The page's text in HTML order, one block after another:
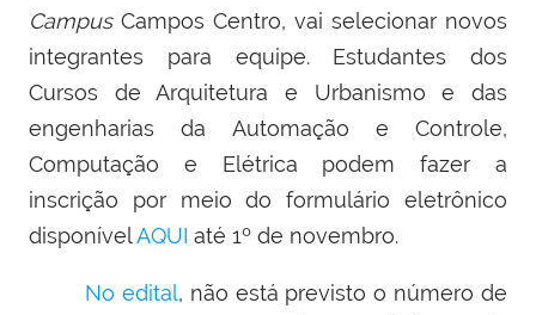
Campus Campos Centro, vai selecionar novos
integrantes para equipe. Estudantes dos
Cursos de Arquitetura e Urbanismo e das
engenharias da Automação e Controle,
Computação e Elétrica podem fazer a
inscrição por meio do formulário eletrônico
disponívelAQUI até 1º de novembro.
No edital, não está previsto o número de